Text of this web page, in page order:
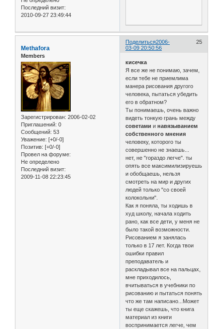
Последний визит:
2010-09-27 23:49:44
Поделиться 25
2006-
03-09 20:50:56
Methafora
Members
Зарегистрирован: 2006-02-02
Приглашений: 0
Сообщений: 53
Уважение: [+0/-0]
Позитив: [+0/-0]
Провел на форуме:
Не определено
Последний визит:
2009-11-08 22:23:45
кисечка
Я все же не понимаю, зачем,
если тебе не приемлима
манера рисования другого
человека, пытаться убедить
его в обратном?
Ты понимаешь, очень важно
видеть тонкую грань между
советамиинавязыванием
собственного мнения
человеку, которого ты
совершенно не знаешь...
нет, не "гораздо легче". ты
опять все максимилизируешь
и обобщаешь, нельзя
смотреть на мир и других
людей только "со своей
колокольни".
Как я поняла, ты ходишь в
худ школу, начала ходить
рано, как все дети, у меня не
было такой возможности.
Рисованием я занялась
только в 17 лет. Когда твои
ошибки правил
преподаватель и
раскладывал все на пальцах,
мне приходилось,
вчитываться в учебники по
рисованию и пытаться понять
что же там написано...Может
ты еще скажешь, что книга
материал из книги
воспринимается легче, чем